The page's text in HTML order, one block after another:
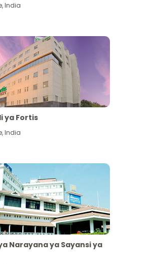
,India
ya Fortis
,India
Narayana ya Sayansi ya